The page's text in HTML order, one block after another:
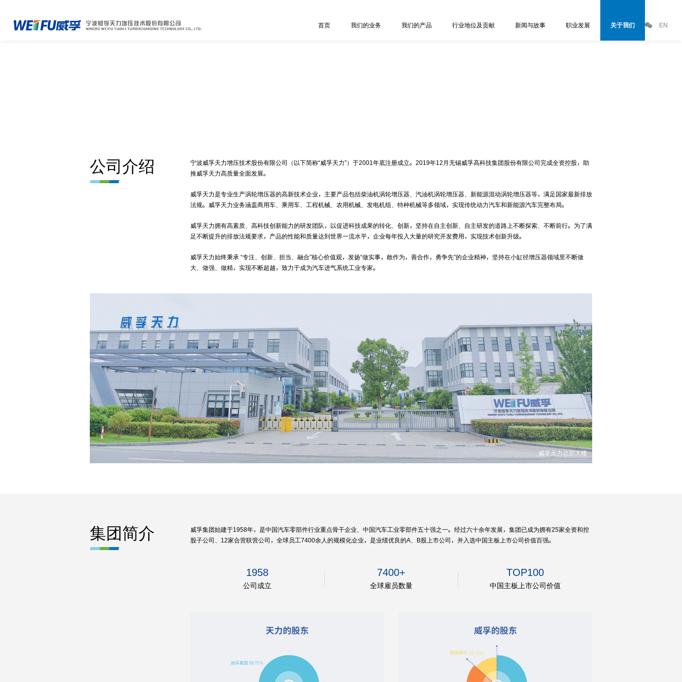
EN
首页 我们的业务 我们的产品 行业地位及贡献 新闻与故事 职业发展 关于我们
公司介绍
宁波威孚天力增压技术股份有限公司（以下简称“威孚天力”）于2001年底注册成立。2019年12月无锡威孚高科技集团股份有限公司完成全资控股，助
推威孚天力高质量全面发展。
威孚天力是专业生产涡轮增压器的高新技术企业，主要产品包括柴油机涡轮增压器、汽油机涡轮增压器、新能源混动涡轮增压器等，满足国家最新排放
法规。威孚天力业务涵盖商用车、乘用车、工程机械、农用机械、发电机组、特种机械等多领域，实现传统动力汽车和新能源汽车完整布局。
威孚天力拥有高素质、高科技创新能力的研发团队，以促进科技成果的转化、创新，坚持在自主创新、自主研发的道路上不断探索、不断前行。为了满
足不断提升的排放法规要求，产品的性能和质量达到世界一流水平，企业每年投入大量的研究开发费用，实现技术创新升级。
威孚天力始终秉承 “专注、创新、担当、融合”核心价值观，发扬“做实事，敢作为，善合作，勇争先”的企业精神，坚持在小缸径增压器领域里不断做
大、做强、做精，实现不断超越，致力于成为汽车进气系统工业专家。
威孚天力总部大楼
集团简介
威孚集团始建于1958年，是中国汽车零部件行业重点骨干企业、中国汽车工业零部件五十强之一。经过六十余年发展，集团已成为拥有25家全资和控
股子公司、12家合营联营公司，全球员工7400余人的规模化企业，是业绩优良的A、B股上市公司，并入选中国主板上市公司价值百强。
1958
公司成立
7400+
全球雇员数量
TOP100
中国主板上市公司价值